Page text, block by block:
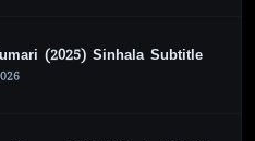
(2025) Sinhala Subtitle